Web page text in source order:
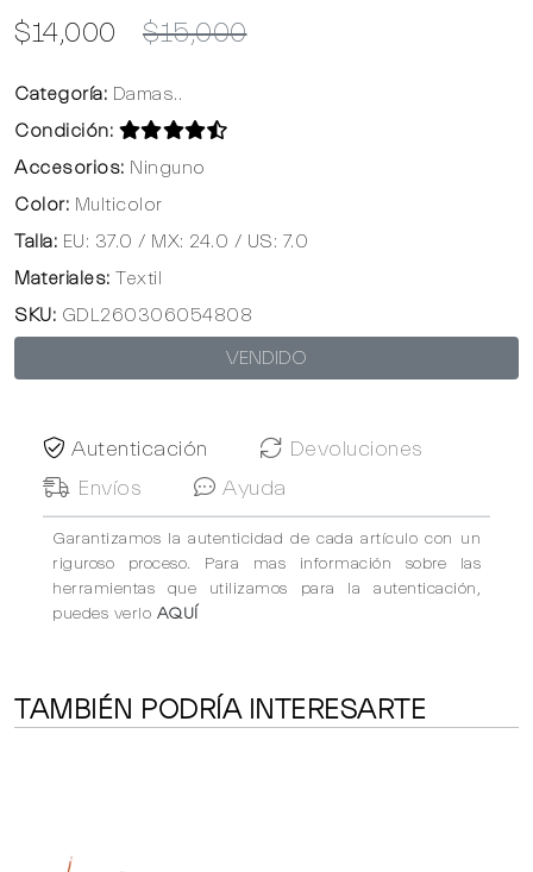
$14,000 $15,000
Categoría: Damas..
Condición:
Accesorios: Ninguno
Color: Multicolor
Talla: EU: 37.0 / MX: 24.0 / US: 7.0
Materiales: Textil
SKU: GDL260306054808
VENDIDO
Autenticación
Devoluciones
Envíos
Ayuda
Garantizamos la autenticidad de cada artículo con un
riguroso proceso. Para mas información sobre las
herramientas que utilizamos para la autenticación,
puedes verlo AQUÍ
TAMBIÉN PODRÍA INTERESARTE